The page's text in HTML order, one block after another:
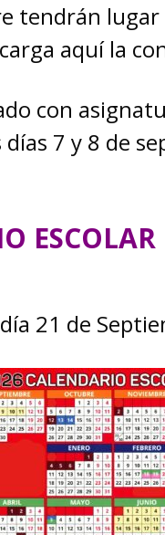
tendrán
aquí la
con
días 7 y 8 de
21 de